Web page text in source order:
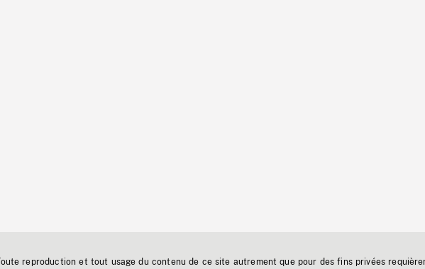
Toute reproduction et tout usage du contenu de ce site autrement que pour des fins privées